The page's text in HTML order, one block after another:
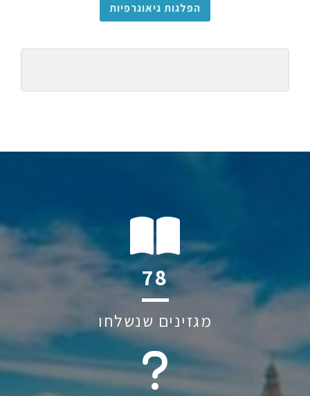
הפלגות גיאוגרפיות
118
מגזינים שנשלחו